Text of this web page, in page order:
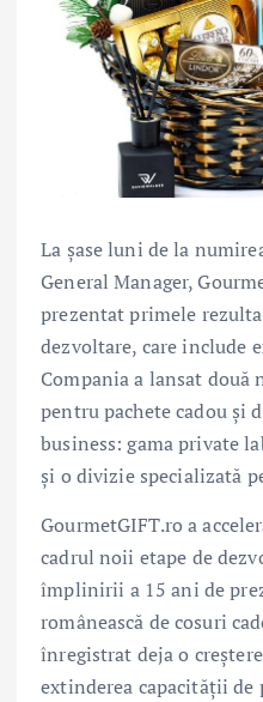
La șase luni de la
General Manager,
prezentat primele
dezvoltare, care include
Compania a lansat
pentru pachete cadou și
business: gama private
și o divizie specializată
GourmetGIFT.ro a
cadrul noii etape de
împlinirii a 15 ani de
românească de cosuri
înregistrat deja o
extinderea capacității de